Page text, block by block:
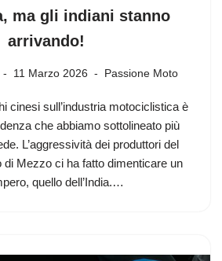
ma gli indiani stanno
arrivando!
11 Marzo 2026 Passione Moto
cinesi sull’industria motociclistica è
che abbiamo sottolineato più
L’aggressività dei produttori del
di Mezzo ci ha fatto dimenticare un
quello dell’India.…